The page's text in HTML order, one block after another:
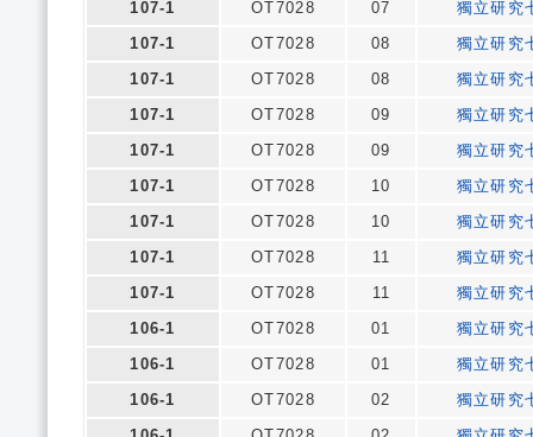
107-1
OT7028 07
獨立研究
107-1
OT7028 08
獨立研究
107-1
OT7028 08
獨立研究
107-1
OT7028 09
獨立研究
107-1
OT7028 09
獨立研究
107-1
OT7028 10
獨立研究
107-1
OT7028 10
獨立研究
107-1
OT7028 11
獨立研究
107-1
OT7028 11
獨立研究
106-1
OT7028 01
獨立研究
106-1
OT7028 01
獨立研究
106-1
OT7028 02
獨立研究